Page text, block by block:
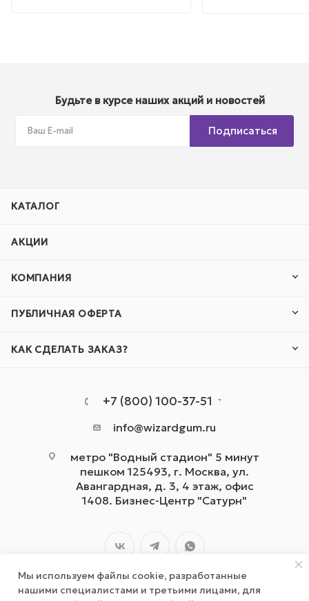
Будьте в курсе наших акций и новостей
Подписаться
КАТАЛОГ
АКЦИИ
КОМПАНИЯ
ПУБЛИЧНАЯ ОФЕРТА
КАК СДЕЛАТЬ ЗАКАЗ?
+7 (800) 100-37-51
info@wizardgum.ru
метро "Водный стадион" 5 минут
пешком 125493, г. Москва, ул.
Авангардная, д. 3, 4 этаж, офис
1408. Бизнес-Центр "Сатурн"
Мы используем файлы cookie, разработанные
нашими специалистами и третьими лицами, для